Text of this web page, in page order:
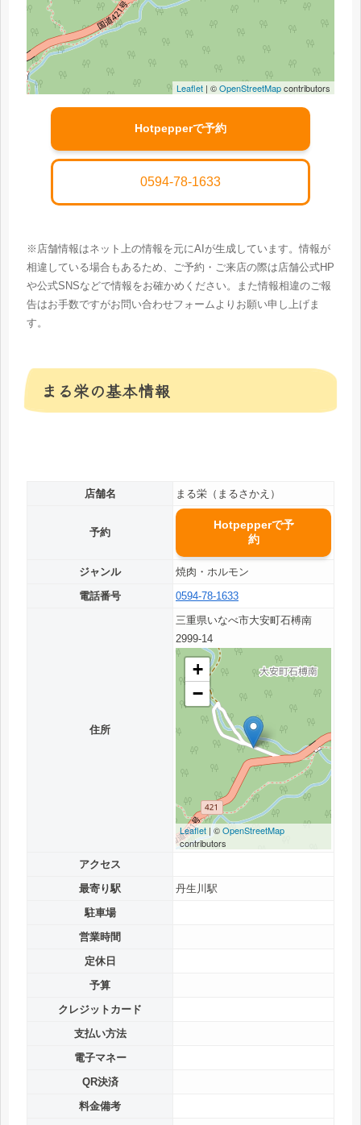
Leaflet | ©OpenStreetMapcontributors
Hotpepperで予約
0594-78-1633
※店舗情報はネット上の情報を元にAIが生成しています。情報が
相違している場合もあるため、ご予約・ご来店の際は店舗公式HP
や公式SNSなどで情報をお確かめください。また情報相違のご報
告はお手数ですがお問い合わせフォームよりお願い申し上げま
す。
まる栄の基本情報
店舗名 まる栄（まるさかえ）
予約
Hotpepperで予
約
ジャンル
焼肉・ホルモン
電話番号
0594-78-1633
住所
三重県いなべ市大安町石榑南
2999-14
+
−
Leaflet | ©OpenStreetMap
contributors
アクセス
最寄り駅
丹生川駅
駐車場
営業時間
定休日
予算
クレジットカード
支払い方法
電子マネー
QR決済
料金備考